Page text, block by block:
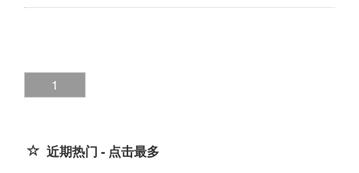
1
近期热门 - 点击最多